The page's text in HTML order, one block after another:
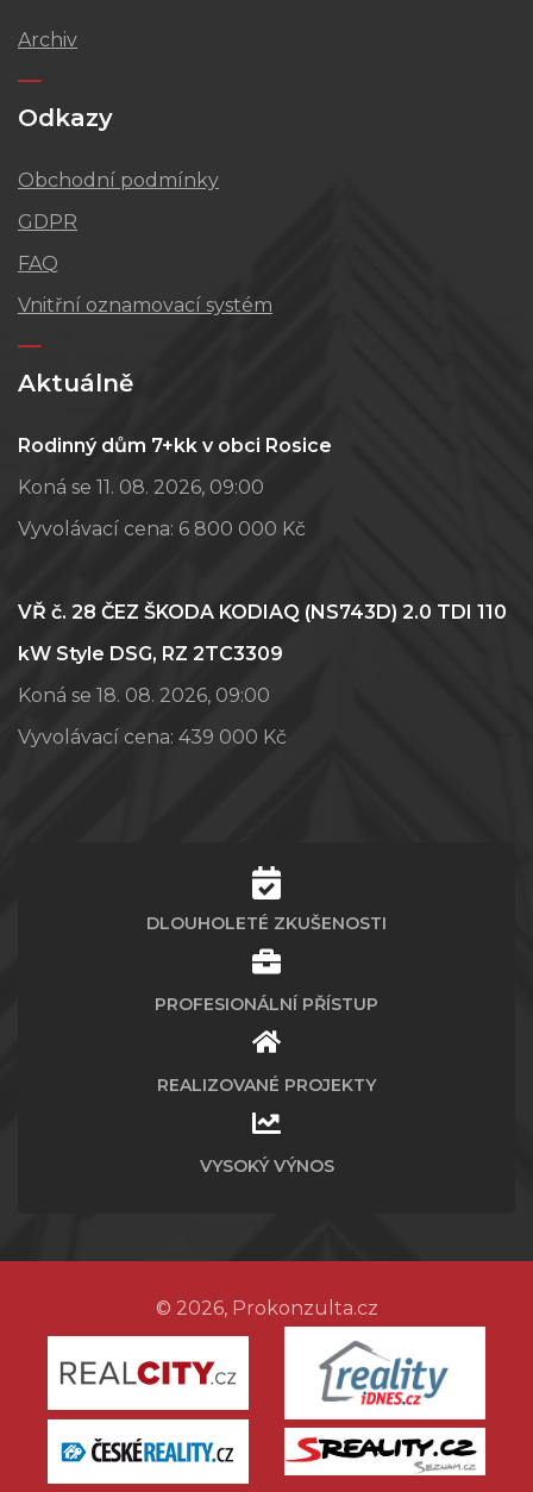
Archiv
Odkazy
Obchodní podmínky
GDPR
FAQ
Vnitřní oznamovací systém
Aktuálně
Rodinný dům 7+kk v obci Rosice
Koná se 11. 08. 2026, 09:00
Vyvolávací cena: 6 800 000 Kč
VŘ č. 28 ČEZ ŠKODA KODIAQ (NS743D) 2.0 TDI 110
kW Style DSG, RZ 2TC3309
Koná se 18. 08. 2026, 09:00
Vyvolávací cena: 439 000 Kč
DLOUHOLETÉ ZKUŠENOSTI
PROFESIONÁLNÍ PŘÍSTUP
REALIZOVANÉ PROJEKTY
VYSOKÝ VÝNOS
© 2026, Prokonzulta.cz